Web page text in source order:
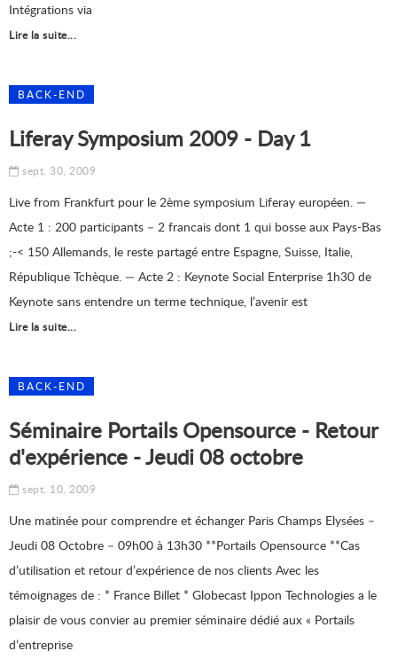
Intégrations via
Lire la suite...
BACK-END
Liferay Symposium 2009 - Day 1
sept. 30, 2009
Live from Frankfurt pour le 2ème symposium Liferay européen. —
Acte 1 : 200 participants – 2 francais dont 1 qui bosse aux Pays-Bas
;-< 150 Allemands, le reste partagé entre Espagne, Suisse, Italie,
République Tchèque. — Acte 2 : Keynote Social Enterprise 1h30 de
Keynote sans entendre un terme technique, l’avenir est
Lire la suite...
BACK-END
Séminaire Portails Opensource - Retour
d'expérience - Jeudi 08 octobre
sept. 10, 2009
Une matinée pour comprendre et échanger Paris Champs Elysées –
Jeudi 08 Octobre – 09h00 à 13h30 **Portails Opensource **Cas
d’utilisation et retour d’expérience de nos clients Avec les
témoignages de : * France Billet * Globecast Ippon Technologies a le
plaisir de vous convier au premier séminaire dédié aux « Portails
d’entreprise